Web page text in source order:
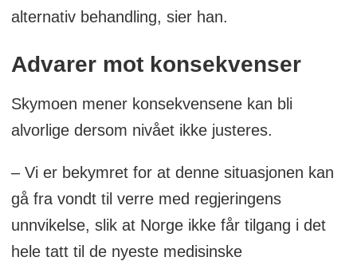
alternativ behandling, sier han.
Advarer mot konsekvenser
Skymoen mener konsekvensene kan bli
alvorlige dersom nivået ikke justeres.
– Vi er bekymret for at denne situasjonen kan
gå fra vondt til verre med regjeringens
unnvikelse, slik at Norge ikke får tilgang i det
hele tatt til de nyeste medisinske